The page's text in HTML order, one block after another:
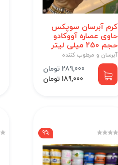
کرم آبرسان سوپکس
حاوی عصاره آووکادو
حجم 250 میلی لیتر
آبرسان و مرطوب کننده
289,000 تومان
189,000 تومان
9%